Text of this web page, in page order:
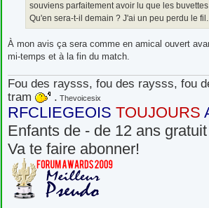
souviens parfaitement avoir lu que les
Qu'en sera-t-il demain ? J'ai un peu perdu le
À mon avis ça sera comme en amical ouvert
mi-temps et à la fin du match.
Fou des raysss, fou des raysss, fou
tram
. Thevoicesix
RFCLIEGEOIS TOUJOURS
Enfants de - de 12 ans
Va te faire abonner!